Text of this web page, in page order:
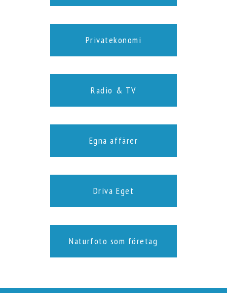
Privatekonomi
Radio & TV
Egna affärer
Driva Eget
Naturfoto som företag